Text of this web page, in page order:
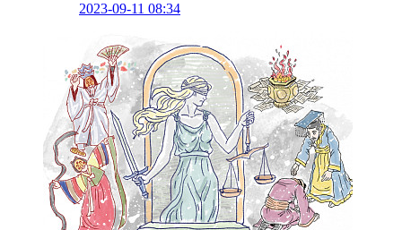
2023-09-11 08:34